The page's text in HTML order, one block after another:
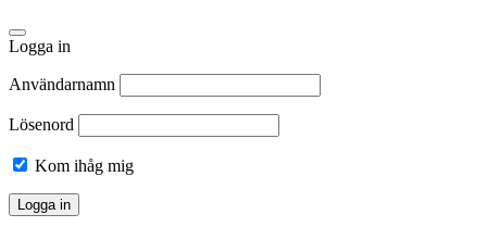
Logga in
Användarnamn
Lösenord
Kom ihåg mig